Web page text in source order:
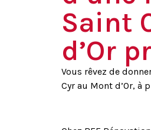
Saint
d’Or
Vous rêvez de
Cyr au Mont d’Or, à